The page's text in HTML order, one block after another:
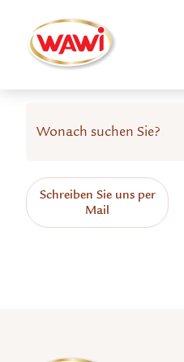
Schreiben Sie uns per
Mail